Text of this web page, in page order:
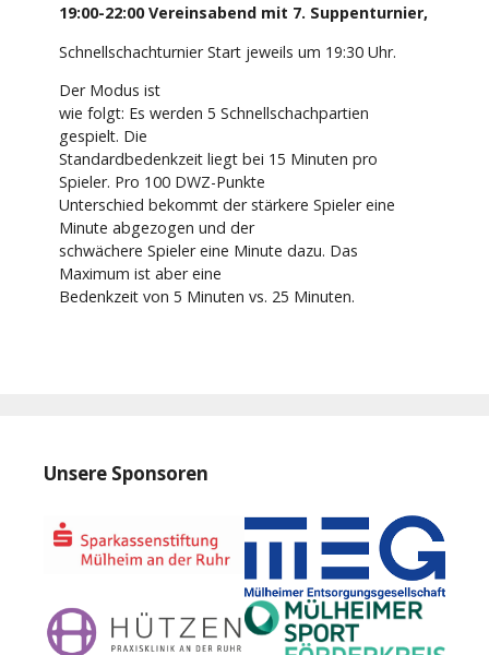
19:00-22:00 Vereinsabend mit 7. Suppenturnier,
Schnellschachturnier Start jeweils um 19:30 Uhr.
Der Modus ist
wie folgt: Es werden 5 Schnellschachpartien
gespielt. Die
Standardbedenkzeit liegt bei 15 Minuten pro
Spieler. Pro 100 DWZ-Punkte
Unterschied bekommt der stärkere Spieler eine
Minute abgezogen und der
schwächere Spieler eine Minute dazu. Das
Maximum ist aber eine
Bedenkzeit von 5 Minuten vs. 25 Minuten.
Unsere Sponsoren